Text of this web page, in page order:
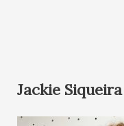
Jackie Siqueira